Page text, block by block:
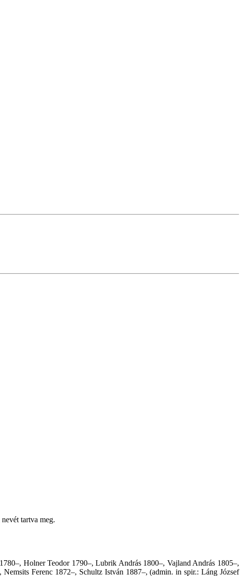
tartva meg.
Holner Teodor 1790–, Lubrik András 1800–, Vajland András 1805–,
Ferenc 1872–, Schultz István 1887–, (admin. in spir.: Láng József